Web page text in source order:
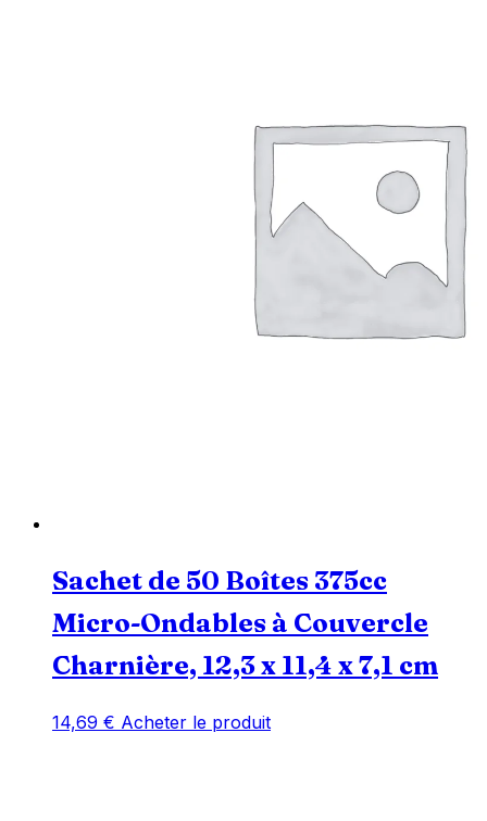
Sachet de 50 Boîtes 375cc
Micro-Ondables à Couvercle
Charnière, 12,3 x 11,4 x 7,1 cm
14,69 € Acheter le produit